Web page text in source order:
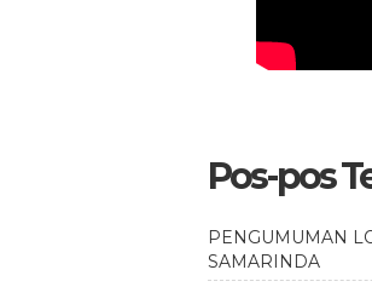
Pos-pos
PENGUMUMAN
SAMARINDA